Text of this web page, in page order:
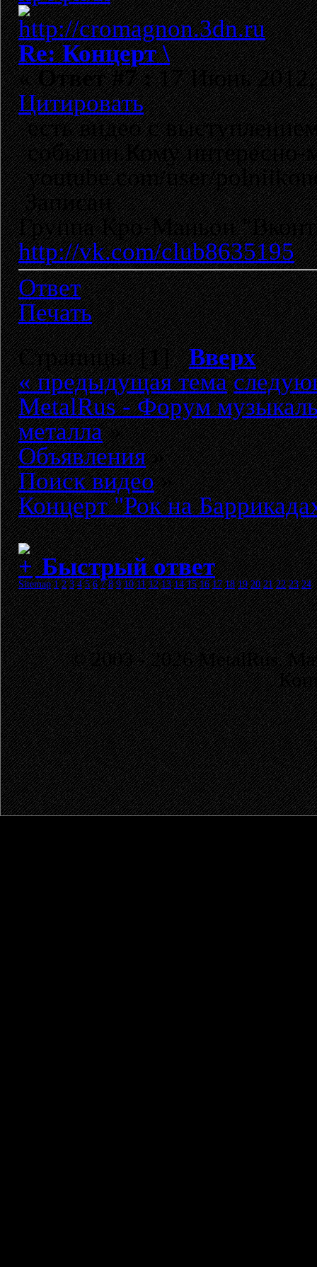
Re: Концерт \
«Ответ #7 :17 Июнь 2012,
Цитировать
есть видео с
событии.Кому
youtube.com/user/
Записан
Группа Кро-Маньон
http://vk.com/club8635195
Ответ
Печать
Страницы: [1]Вверх
« предыдущая тема
MetalRus - Форум
металла»
Объявления»
Поиск видео»
Концерт "Рок на
Быстрый ответ
Sitemap 1 2 3 4 5 6 7 8 9 10 11 12 13 14 15 16 17 18 19 20 21 22 23 24
© 2003 - 2026 MetalRus.